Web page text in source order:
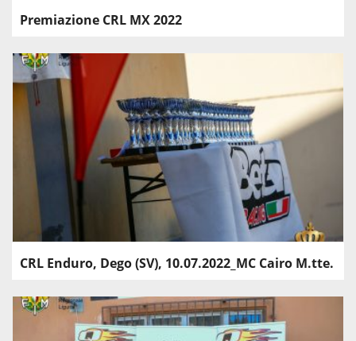
Premiazione CRL MX 2022
CRL Enduro, Dego (SV), 10.07.2022_MC Cairo M.tte.